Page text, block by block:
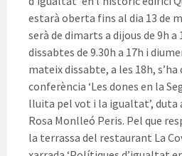
estarà oberta fins al dia 13 de
serà de dimarts a dijous de 9h a
dissabtes de 9.30h a 17h i
mateix dissabte, a les 18h,
conferència ‘Les dones en la
lluita pel vot i la igualtat’, duta
Rosa Monlleó Peris. Pel que
la terrassa del restaurant La